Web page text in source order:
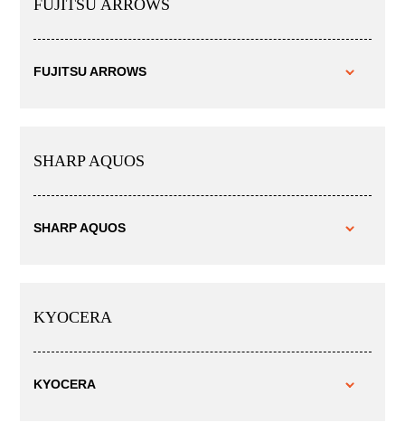
FUJITSU ARROWS
FUJITSU ARROWS
SHARP AQUOS
SHARP AQUOS
KYOCERA
KYOCERA